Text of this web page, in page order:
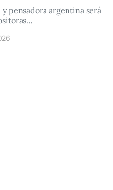
pensadora argentina será